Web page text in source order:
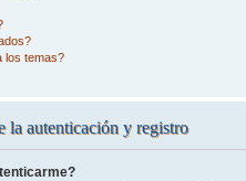
los temas?
la autenticación y registro